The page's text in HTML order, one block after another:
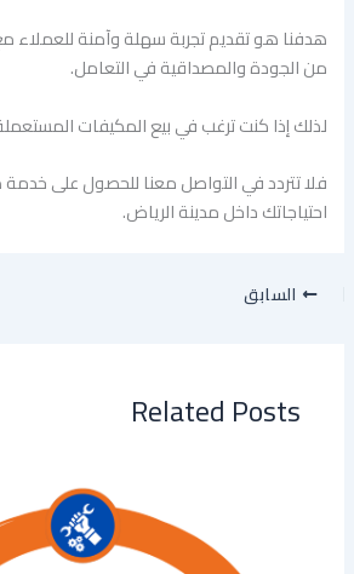
هدفنا هو تقديم تجربة سهلة وآمنة
من الجودة والمصداقية في التعامل.
لذلك إذا كنت ترغب في بيع المكيفات
فلا تتردد في التواصل معنا للحصول على
احتياجاتك داخل مدينة الرياض.
السابق
Related Posts